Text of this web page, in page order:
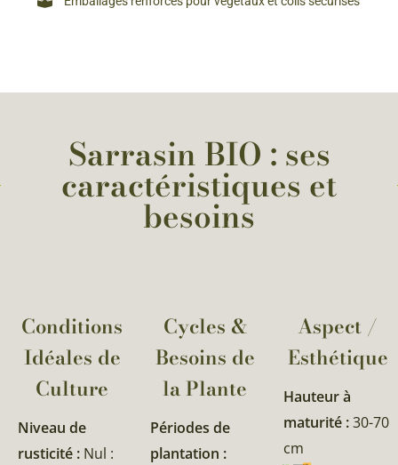
Sarrasin BIO : ses
caractéristiques et
besoins
Conditions
Idéales de
Culture
Niveau de
rusticité : Nul :
Cycles &
Besoins de
la Plante​
Périodes de
plantation :
Aspect /
Esthétique
Hauteur à
maturité :30-70
cm